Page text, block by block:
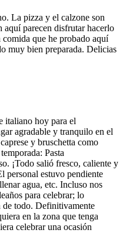
La pizza y el calzone son
aquí parecen disfrutar hacerlo
que he probado aquí
muy bien preparada. Delicias
italiano hoy para el
agradable y tranquilo en el
y bruschetta como
Pasta
¡Todo salió fresco, caliente y
personal estuvo pendiente
agua, etc. Incluso nos
para celebrar; lo
de todo. Definitivamente
en la zona que tenga
celebrar una ocasión